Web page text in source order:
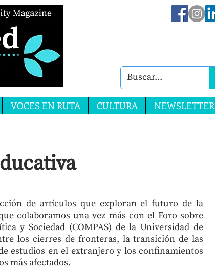
VOCES EN RUTA CULTURA NEWSLETTER
de artículos que exploran el futuro de la
colaboramos una vez más con el Foro sobre
y Sociedad (COMPAS) de la Universidad de
los cierres de fronteras, la transición de las
estudios en el extranjero y los confinamientos
más afectados.